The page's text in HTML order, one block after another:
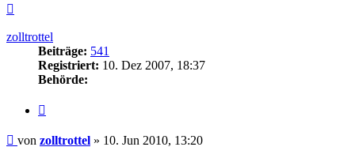
zolltrottel
Beiträge: 541
Registriert: 10. Dez 2007, 18:37
Behörde:
Beitrag
von zolltrottel » 10. Jun 2010, 13:20